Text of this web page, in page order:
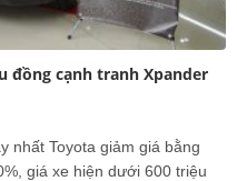
đồng cạnh tranh Xpander
nhất Toyota giảm giá bằng
giá xe hiện dưới 600 triệu